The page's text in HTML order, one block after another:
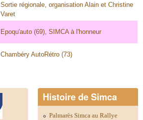
Sortie régionale, organisation Alain et Christine
Varet
Epoqu'auto (69), SIMCA à l'honneur
Chambéry AutoRétro (73)
Histoire de Simca
Palmarès Simca au Rallye